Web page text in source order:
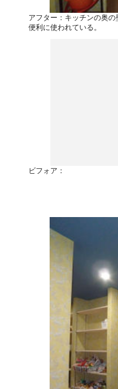
アフター：キッチンの奥
便利に使われている。
ビフォア：